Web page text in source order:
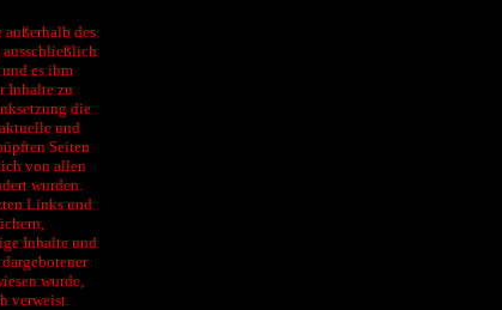
des
ausschließlich
es ihm
Inhalte zu
die
und
Seiten
von allen
wurden.
Links und
Inhalte und
wurde,
verweist.